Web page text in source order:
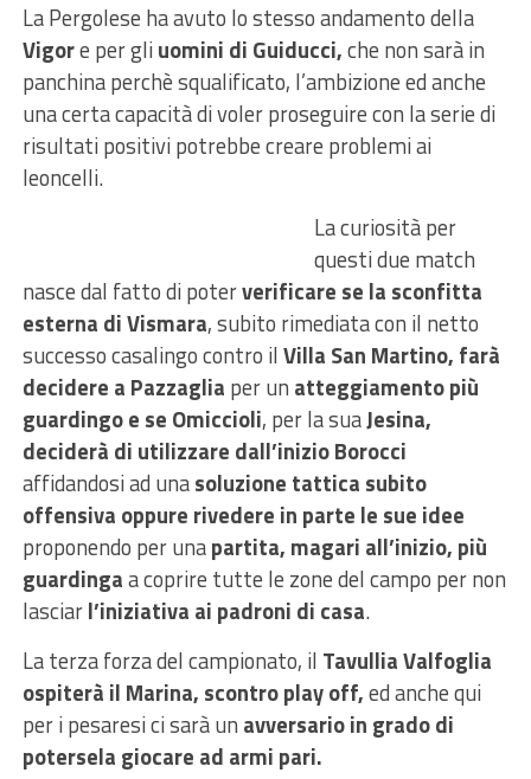
La Pergolese ha avuto lo stesso andamento della
Vigore per gliuomini di Guiducci,che non sarà in
panchina perchè squalificato, l’ambizione ed anche
una certa capacità di voler proseguire con la serie di
risultati positivi potrebbe creare problemi ai
leoncelli.
La curiosità per
questi due match
nasce dal fatto di poterverificare se la sconfitta
esterna di Vismara, subito rimediata con il netto
successo casalingo contro ilVilla San Martino, farà
decidere a Pazzaglia per un atteggiamento più
guardingo e se Omiccioli, per la suaJesina,
deciderà di utilizzare dall’inizio Borocci
affidandosi ad unasoluzione tattica subito
offensiva oppure rivedere in parte le sue idee
proponendo per unapartita, magari all’inizio, più
guardingaa coprire tutte le zone del campo per non
lasciarl’iniziativa ai padroni di casa.
La terza forza del campionato, il Tavullia Valfoglia
ospiterà il Marina, scontro play off,ed anche qui
per i pesaresi ci sarà un avversario in grado di
potersela giocare ad armi pari.